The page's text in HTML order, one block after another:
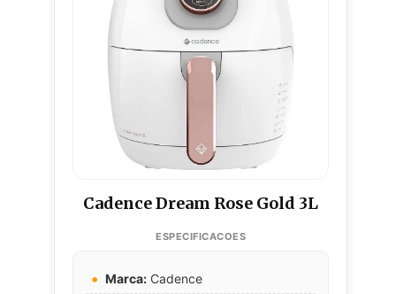
Cadence Dream Rose Gold 3L
Marca: Cadence